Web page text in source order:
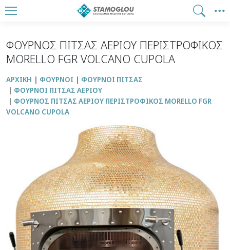
ΦΟΥΡΝΟΣ ΠΙΤΣΑΣ ΑΕΡΙΟΥ ΠΕΡΙΣΤΡΟΦΙΚΟΣ
MORELLO FGR VOLCANO CUPOLA
ΑΡΧΙΚΉ ΦΟΥΡΝΟΙ
ΦΟΥΡΝΟΙ ΠΙΤΣΑΣ
ΦΟΥΡΝΟΙ ΠΙΤΣΑΣ ΑΕΡΙΟΥ
ΦΟΥΡΝΟΣ ΠΙΤΣΑΣ ΑΕΡΙΟΥ ΠΕΡΙΣΤΡΟΦΙΚΟΣ MORELLO FGR
VOLCANO CUPOLA